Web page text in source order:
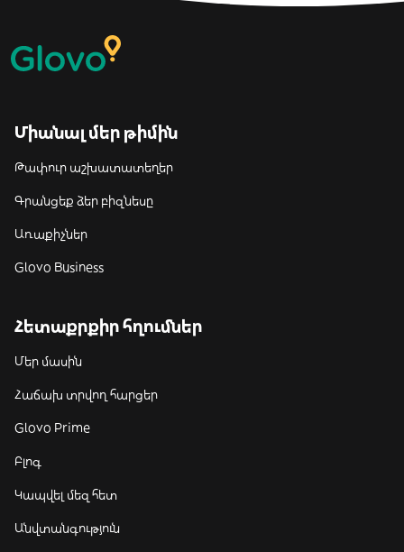
Միանալ մեր թիմին
Թափուր աշխատատեղեր
Գրանցեք ձեր բիզնեսը
Առաքիչներ
Glovo Business
Հետաքրքիր հղումներ
Մեր մասին
Հաճախ տրվող հարցեր
Glovo Prime
Բլոգ
Կապվել մեզ հետ
Անվտանգություն